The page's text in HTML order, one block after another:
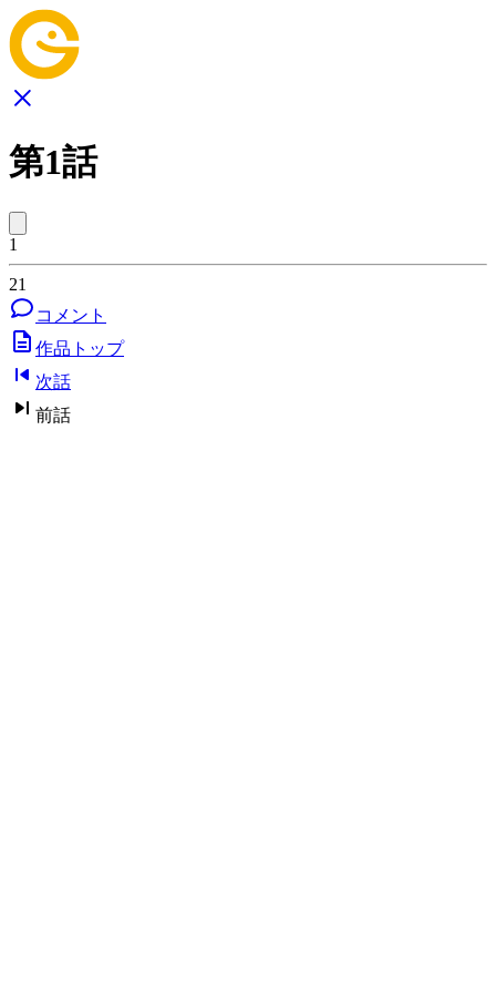
第1話
1
21
コメント
作品トップ
次話
前話